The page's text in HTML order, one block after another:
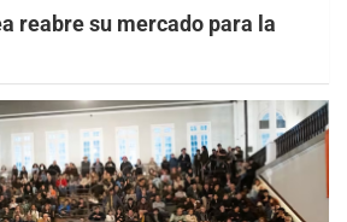
reabre su mercado para la